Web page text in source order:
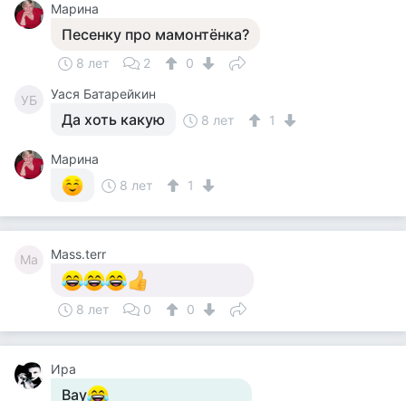
Марина
Песенку про мамонтёнка?
8 лет 2 0
УБ Уася Батарейкин
Да хоть какую 8 лет 1
Марина
8 лет
1
Ma Mass.terr
8 лет 0 0
Ира
Вау